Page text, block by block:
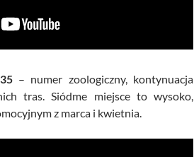
– numer zoologiczny, kontynuacja
tras. Siódme miejsce to wysoko,
z marca i kwietnia.